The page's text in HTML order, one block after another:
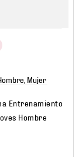
Mujer
Entrenamiento
Hombre